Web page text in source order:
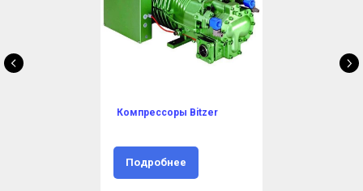
Компрессоры Bitzer
Подробнее